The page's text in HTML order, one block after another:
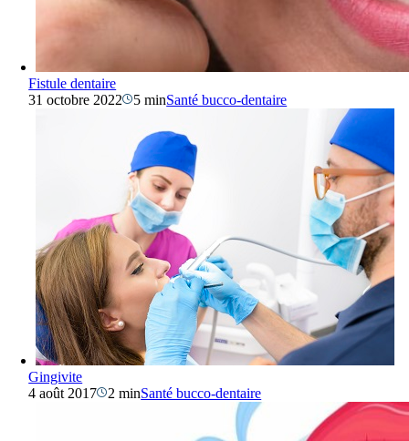
Fistule dentaire
31 octobre 2022
5 minSanté bucco-dentaire
Gingivite
4 août 2017
2 minSanté bucco-dentaire